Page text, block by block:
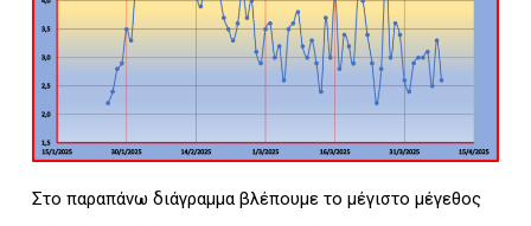
Στο παραπάνω διάγραμμα βλέπουμε το μέγιστο μέγεθος